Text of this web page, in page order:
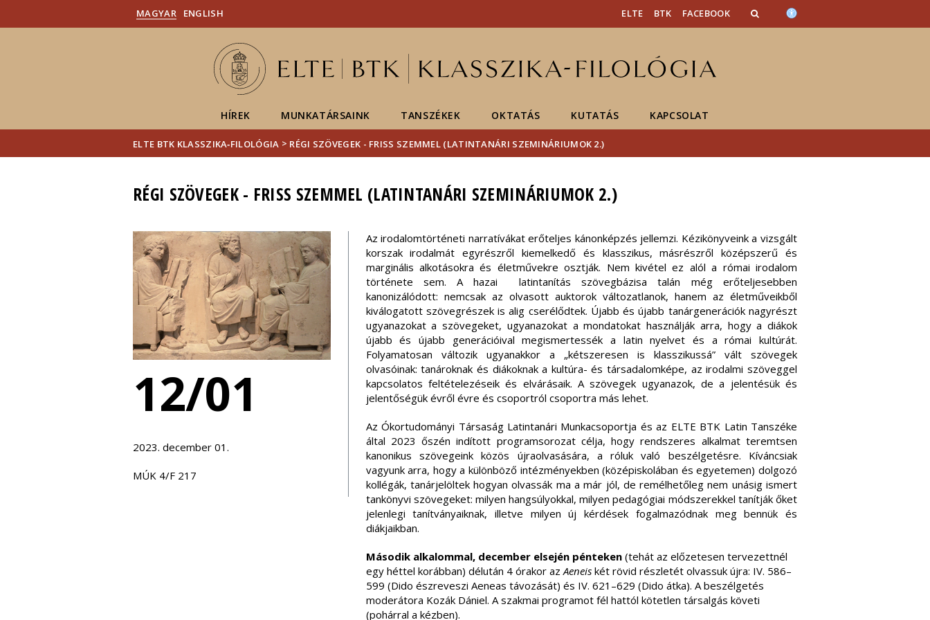
MAGYAR ENGLISH ELTE BTK FACEBOOK
HÍREK MUNKATÁRSAINK TANSZÉKEK OKTATÁS KUTATÁS KAPCSOLAT
ELTE BTK KLASSZIKA‑FILOLÓGIA > RÉGI SZÖVEGEK - FRISS SZEMMEL (LATINTANÁRI SZEMINÁRIUMOK 2.)
RÉGI SZÖVEGEK - FRISS SZEMMEL (LATINTANÁRI SZEMINÁRIUMOK 2.)
12/01
2023. december 01.
MÚK 4/F 217
Az irodalomtörténeti narratívákat erőteljes kánonképzés jellemzi. Kézikönyveink a vizsgált
korszak irodalmát egyrészről kiemelkedő és klasszikus, másrészről középszerű és
marginális alkotásokra és életművekre osztják. Nem kivétel ez alól a római irodalom
története sem. A hazai latintanítás szövegbázisa talán még erőteljesebben
kanonizálódott: nemcsak az olvasott auktorok változatlanok, hanem az életműveikből
kiválogatott szövegrészek is alig cserélődtek. Újabb és újabb tanárgenerációk nagyrészt
ugyanazokat a szövegeket, ugyanazokat a mondatokat használják arra, hogy a diákok
újabb és újabb generációival megismertessék a latin nyelvet és a római kultúrát.
Folyamatosan változik ugyanakkor a „kétszeresen is klasszikussá” vált szövegek
olvasóinak: tanároknak és diákoknak a kultúra- és társadalomképe, az irodalmi szöveggel
kapcsolatos feltételezéseik és elvárásaik. A szövegek ugyanazok, de a jelentésük és
jelentőségük évről évre és csoportról csoportra más lehet.
Az Ókortudományi Társaság Latintanári Munkacsoportja és az ELTE BTK Latin Tanszéke
által 2023 őszén indított programsorozat célja, hogy rendszeres alkalmat teremtsen
kanonikus szövegeink közös újraolvasására, a róluk való beszélgetésre. Kíváncsiak
vagyunk arra, hogy a különböző intézményekben (középiskolában és egyetemen) dolgozó
kollégák, tanárjelöltek hogyan olvassák ma a már jól, de remélhetőleg nem unásig ismert
tankönyvi szövegeket: milyen hangsúlyokkal, milyen pedagógiai módszerekkel tanítják őket
jelenlegi tanítványaiknak, illetve milyen új kérdések fogalmazódnak meg bennük és
diákjaikban.
Második alkalommal, december elsején pénteken(tehát az előzetesen tervezettnél
egy héttel korábban) délután 4 órakor azAeneiskét rövid részletét olvassuk újra: IV. 586–
599 (Dido észreveszi Aeneas távozását) és IV. 621–629 (Dido átka). A beszélgetés
moderátora Kozák Dániel. A szakmai programot fél hattól kötetlen társalgás követi
(pohárral a kézben).